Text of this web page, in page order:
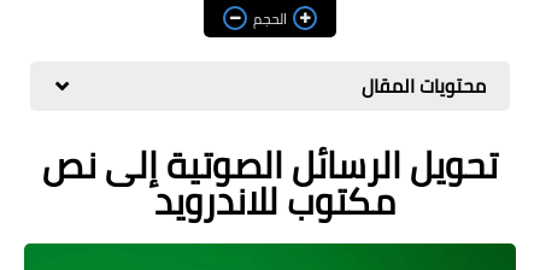
الربح من الانترنت
ذكاء اصطناعي
الحجم
محتويات المقال
تحويل الرسائل الصوتية إلى نص
مكتوب للاندرويد